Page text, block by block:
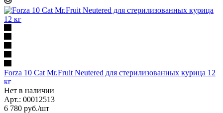
Forza 10 Cat Mr.Fruit Neutered для стерилизованных курица 12
кг
Нет в наличии
Арт.: 00012513
6 780 руб./шт